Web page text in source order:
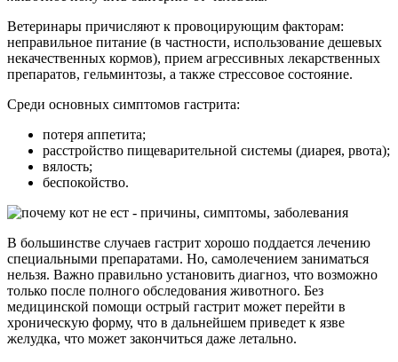
Ветеринары причисляют к провоцирующим факторам:
неправильное питание (в частности, использование дешевых
некачественных кормов), прием агрессивных лекарственных
препаратов, гельминтозы, а также стрессовое состояние.
Среди основных симптомов гастрита:
потеря аппетита;
расстройство пищеварительной системы (диарея, рвота);
вялость;
беспокойство.
В большинстве случаев гастрит хорошо поддается лечению
специальными препаратами. Но, самолечением заниматься
нельзя. Важно правильно установить диагноз, что возможно
только после полного обследования животного. Без
медицинской помощи острый гастрит может перейти в
хроническую форму, что в дальнейшем приведет к язве
желудка, что может закончиться даже летально.